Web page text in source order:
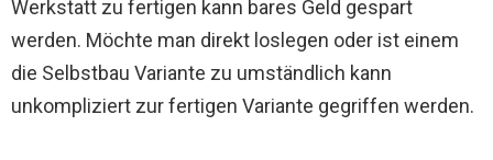
Werkstatt zu fertigen kann bares Geld gespart
werden. Möchte man direkt loslegen oder ist einem
die Selbstbau Variante zu umständlich kann
unkompliziert zur fertigen Variante gegriffen werden.